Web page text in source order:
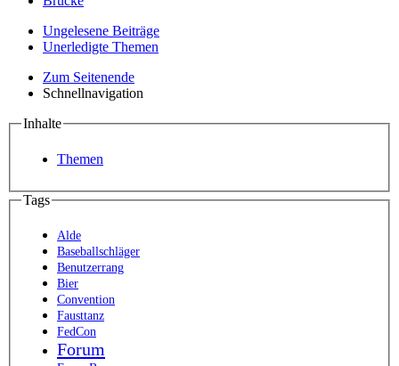
Ungelesene Beiträge
Unerledigte Themen
Zum Seitenende
Schnellnavigation
Inhalte
Themen
Tags
Alde
Baseballschläger
Benutzerrang
Bier
Convention
Fausttanz
FedCon
Forum